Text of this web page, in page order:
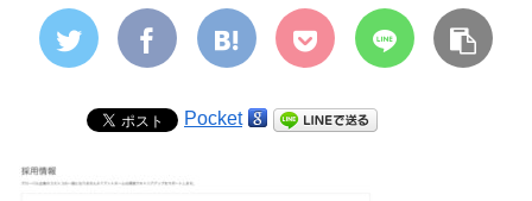
Pocket